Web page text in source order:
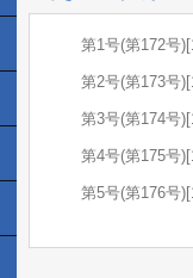
第1号(第172号
第2号(第173号
第3号(第174号
第4号(第175号
第5号(第176号